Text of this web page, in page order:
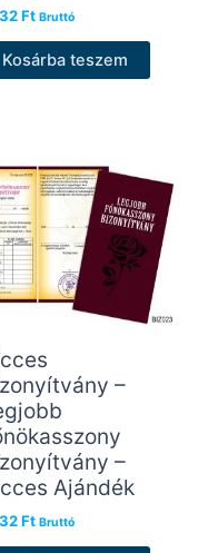
Ft Bruttó
Kosárba teszem
–
–
Ajándék
Ft Bruttó